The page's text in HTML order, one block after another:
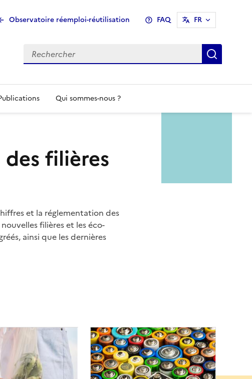
Observatoire réemploi-réutilisation FAQ FR
Qui sommes-nous ?
filières
et la réglementation des
filières et les éco-
ainsi que les dernières